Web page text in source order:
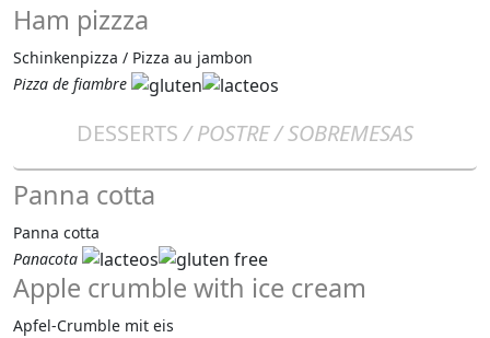
Ham pizzza
Schinkenpizza / Pizza au jambon
Pizza de fiambre
DESSERTS/ POSTRE / SOBREMESAS
Panna cotta
Panna cotta
Panacota
Apple crumble with ice cream
Apfel-Crumble mit eis